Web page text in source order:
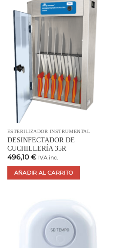
ESTERILIZADOR INSTRUMENTAL
DESINFECTADOR DE
CUCHILLERÍA 35R
496,10 € IVA inc.
AÑADIR AL CARRITO